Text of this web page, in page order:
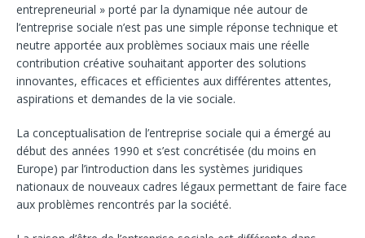
entrepreneurial » porté par la dynamique née autour de
l’entreprise sociale n’est pas une simple réponse technique et
neutre apportée aux problèmes sociaux mais une réelle
contribution créative souhaitant apporter des solutions
innovantes, efficaces et efficientes aux différentes attentes,
aspirations et demandes de la vie sociale.
La conceptualisation de l’entreprise sociale qui a émergé au
début des années 1990 et s’est concrétisée (du moins en
Europe) par l’introduction dans les systèmes juridiques
nationaux de nouveaux cadres légaux permettant de faire face
aux problèmes rencontrés par la société.